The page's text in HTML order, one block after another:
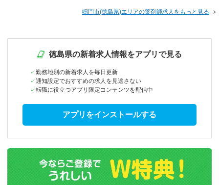
鳴門市(徳島県)エリアの薬剤師求人をもっと見る
徳島県の新着求人情報をアプリで見る
勤務地別の新着求人を毎日更新
通知設定でおすすめの求人を見逃さない
転職に役立つアプリ限定コンテンツを配信中
アプリをインストールする